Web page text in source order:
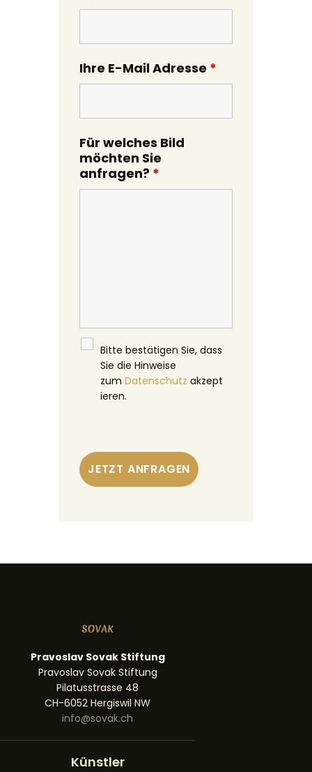
Ihre E-Mail Adresse *
Für welches Bild
möchten Sie
anfragen? *
Bitte bestätigen Sie, dass
Sie die Hinweise
zum Datenschutz akzept
ieren.
Pravoslav Sovak Stiftung
Pravoslav Sovak Stiftung
Pilatusstrasse 48
CH-6052 Hergiswil NW
info@sovak.ch
Künstler